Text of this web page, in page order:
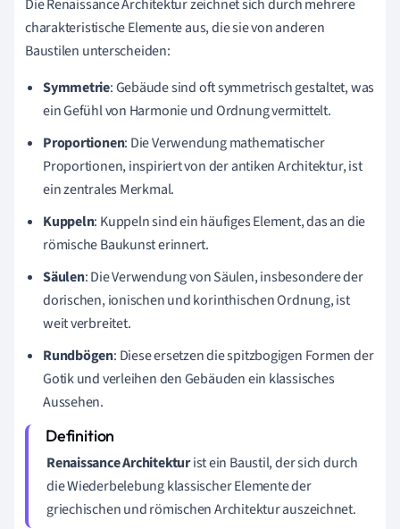
Die Renaissance Architektur zeichnet sich durch mehrere
charakteristische Elemente aus, die sie von anderen
Baustilen unterscheiden:
Symmetrie: Gebäude sind oft symmetrisch gestaltet, was
ein Gefühl von Harmonie und Ordnung vermittelt.
Proportionen: Die Verwendung mathematischer
Proportionen, inspiriert von der antiken Architektur, ist
ein zentrales Merkmal.
Kuppeln: Kuppeln sind ein häufiges Element, das an die
römische Baukunst erinnert.
Säulen: Die Verwendung von Säulen, insbesondere der
dorischen, ionischen und korinthischen Ordnung, ist
weit verbreitet.
Rundbögen: Diese ersetzen die spitzbogigen Formen der
Gotik und verleihen den Gebäuden ein klassisches
Aussehen.
Renaissance Architekturist ein Baustil, der sich durch
die Wiederbelebung klassischer Elemente der
griechischen und römischen Architektur auszeichnet.